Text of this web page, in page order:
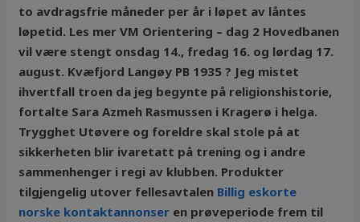
to avdragsfrie måneder per år i løpet av låntes
løpetid. Les mer VM Orientering – dag 2 Hovedbanen
vil være stengt onsdag 14., fredag 16. og lørdag 17.
august. Kvæfjord Langøy PB 1935 ? Jeg mistet
ihvertfall troen da jeg begynte på religionshistorie,
fortalte Sara Azmeh Rasmussen i Kragerø i helga.
Trygghet Utøvere og foreldre skal stole på at
sikkerheten blir ivaretatt på trening og i andre
sammenhenger i regi av klubben. Produkter
tilgjengelig utover fellesavtalen Billig eskorte
norske kontaktannonser en prøveperiode frem til